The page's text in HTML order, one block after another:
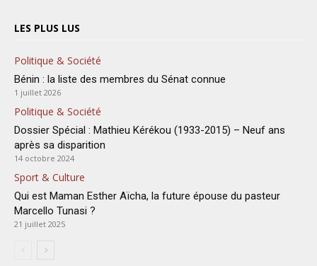
LES PLUS LUS
Politique & Société
Bénin : la liste des membres du Sénat connue
1 juillet 2026
Politique & Société
Dossier Spécial : Mathieu Kérékou (1933-2015) – Neuf ans
après sa disparition
14 octobre 2024
Sport & Culture
Qui est Maman Esther Aïcha, la future épouse du pasteur
Marcello Tunasi ?
21 juillet 2025